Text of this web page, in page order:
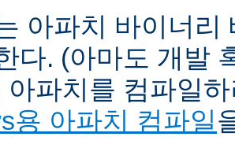
아파치 바이너리
다. (아마도 개발
아파치를 컴파일
용 아파치 컴파일